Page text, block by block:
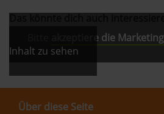
akzeptiere die
Inhalt zu sehen
Über diese Seite